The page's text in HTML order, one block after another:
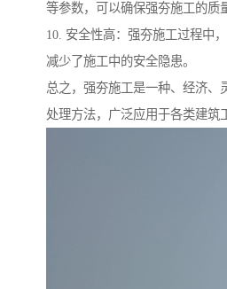
等参数，可以确保强夯施工的质
10. 安全性高：强夯施工过程中
减少了施工中的安全隐患。
总之，强夯施工是一种、经济、
处理方法，广泛应用于各类建筑